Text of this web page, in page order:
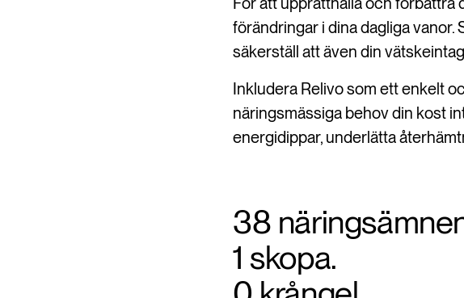
förändringar i dina dagliga
säkerställ att även din
Inkludera Relivo som ett enkelt
näringsmässiga behov din kost
energidippar, underlätta
38
1 skopa.